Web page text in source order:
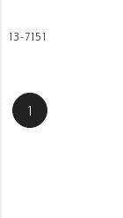
13-7151
1